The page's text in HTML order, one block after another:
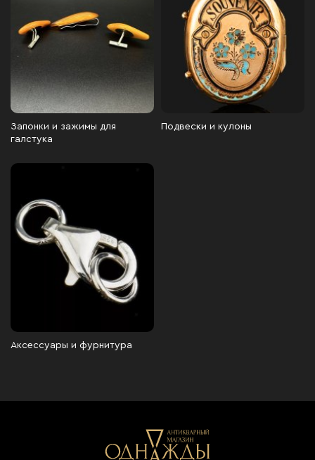
Запонки и зажимы для
галстука
Подвески и кулоны
Аксессуары и фурнитура